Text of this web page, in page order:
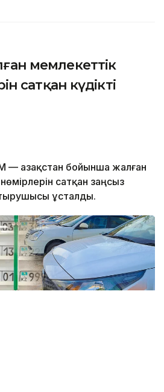
мемлекеттік
сатқан күдікті
— Қазақстан бойынша жалған
сатқан заңсыз
ұсталды.